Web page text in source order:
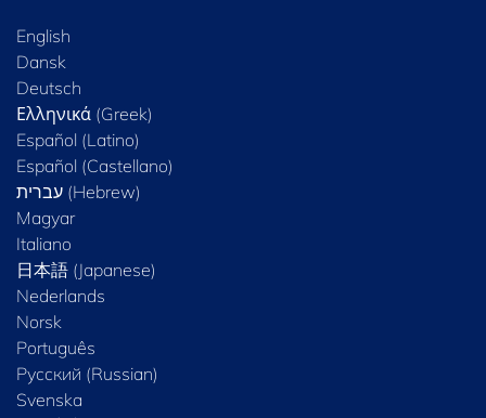
English
Dansk
Deutsch
Ελληνικά (Greek)
Español (Latino)
Español (Castellano)
Magyar
Italiano
日本語 (Japanese)
Nederlands
Norsk
Português
Русский (Russian)
Svenska